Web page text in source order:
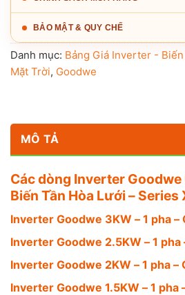
BẢO MẬT & QUY CHẾ
Danh mục: Bảng Giá Inverter -
Mặt Trời, Goodwe
MÔ TẢ
Các dòng Inverter Goodwe
Biến Tần Hòa Lưới – Series
Inverter Goodwe 3KW – 1 pha
Inverter Goodwe 2.5KW – 1 pha
Inverter Goodwe 2KW – 1 pha –
Inverter Goodwe 1.5KW – 1 pha